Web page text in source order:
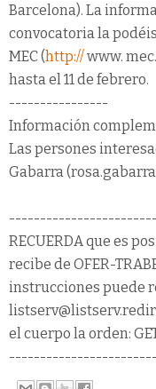
Barcelona). La
convocatoria la
MEC (http://www.
hasta el 11 de febrero.
----------------
Información
Las persones
Gabarra
RECUERDA que es
recibe de OFER-
instrucciones puede
el cuerpo la orden: